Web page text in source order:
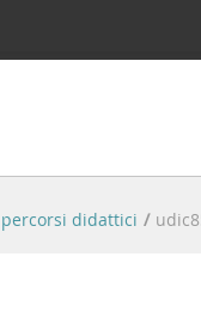
didattici /